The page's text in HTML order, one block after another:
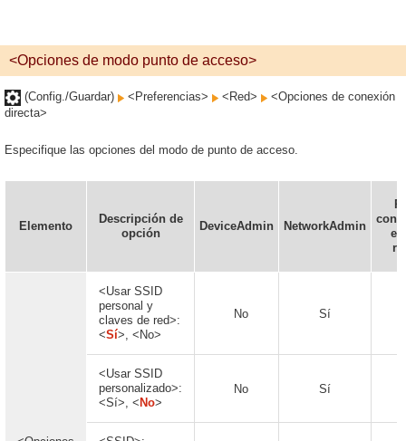
<Opciones de modo punto de acceso>
(Config./Guardar) <Preferencias> <Red>
<Opciones de conexión
directa>
Especifique las opciones del modo de punto de acceso.
Elemento
Descripción de
opción
DeviceAdmin NetworkAdmin
<Usar SSID
personal y
claves de red>:
<Sí>, <No>
No Sí
<Usar SSID
personalizado>:
<Sí>, < No>
No Sí